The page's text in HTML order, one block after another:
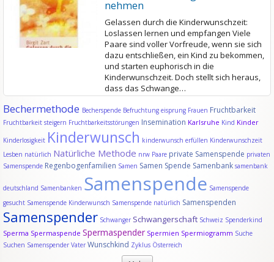
nehmen
Gelassen durch die Kinderwunschzeit:
Loslassen lernen und empfangen Viele
Paare sind voller Vorfreude, wenn sie sich
dazu entschließen, ein Kind zu bekommen,
und starten euphorisch in die
Kinderwunschzeit. Doch stellt sich heraus,
dass das Schwange…
Bechermethode Becherspende Befruchtung eisprung Frauen Fruchtbarkeit
Fruchtbarkeit steigern Fruchtbarkeitsstörungen Insemination Karlsruhe Kind Kinder
Kinderlosigkeit Kinderwunsch kinderwunsch erfüllen Kinderwunschzeit
Lesben natürlich Natürliche Methode nrw Paare private Samenspende privaten
Samenspende Regenbogenfamilien Samen Samen Spende Samenbank samenbank
deutschland Samenbanken Samenspende Samenspende
gesucht Samenspende Kinderwunsch Samenspende natürlich Samenspenden
Samenspender Schwanger Schwangerschaft Schweiz Spenderkind
Sperma Spermaspende Spermaspender Spermien Spermiogramm Suche
Suchen Samenspender Vater Wunschkind Zyklus Österreich